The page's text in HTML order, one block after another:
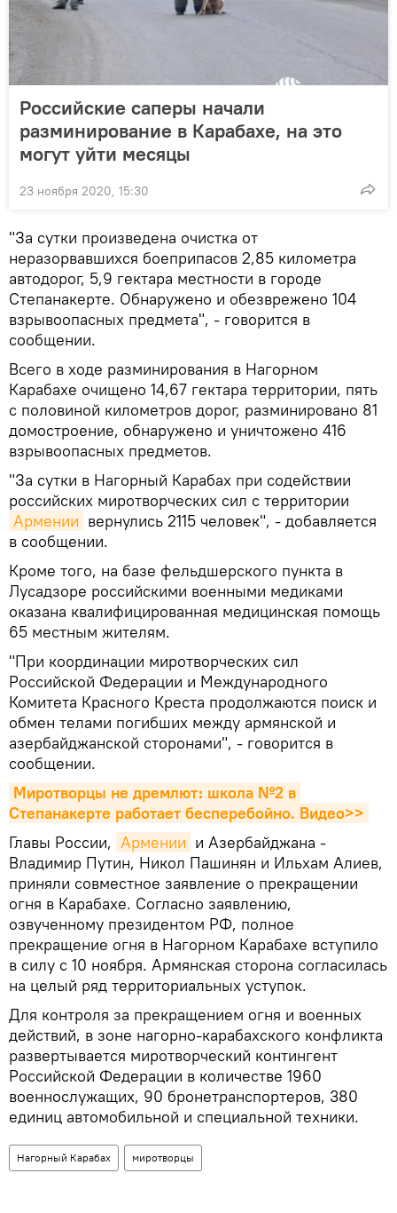
Российские саперы начали
разминирование в Карабахе, на это
могут уйти месяцы
23 ноября 2020, 15:30
"За сутки произведена очистка от
неразорвавшихся боеприпасов 2,85 километра
автодорог, 5,9 гектара местности в городе
Степанакерте. Обнаружено и обезврежено 104
взрывоопасных предмета", - говорится в
сообщении.
Всего в ходе разминирования в Нагорном
Карабахе очищено 14,67 гектара территории, пять
с половиной километров дорог, разминировано 81
домостроение, обнаружено и уничтожено 416
взрывоопасных предметов.
"За сутки в Нагорный Карабах при содействии
российских миротворческих сил с территории
Армении вернулись 2115 человек", - добавляется
в сообщении.
Кроме того, на базе фельдшерского пункта в
Лусадзоре российскими военными медиками
оказана квалифицированная медицинская помощь
65 местным жителям.
"При координации миротворческих сил
Российской Федерации и Международного
Комитета Красного Креста продолжаются поиск и
обмен телами погибших между армянской и
азербайджанской сторонами", - говорится в
сообщении.
Миротворцы не дремлют։ школa №2 в
Степанакерте работает бесперебойно. Видео>>
Главы России, Армении и Азербайджана -
Владимир Путин, Никол Пашинян и Ильхам Алиев,
приняли совместное заявление о прекращении
огня в Карабахе. Согласно заявлению,
озвученному президентом РФ, полное
прекращение огня в Нагорном Карабахе вступило
в силу с 10 ноября. Армянская сторона согласилась
на целый ряд территориальных уступок.
Для контроля за прекращением огня и военных
действий, в зоне нагорно-карабахского конфликта
развертывается миротворческий контингент
Российской Федерации в количестве 1960
военнослужащих, 90 бронетранспортеров, 380
единиц автомобильной и специальной техники.
Нагорный Карабах миротворцы